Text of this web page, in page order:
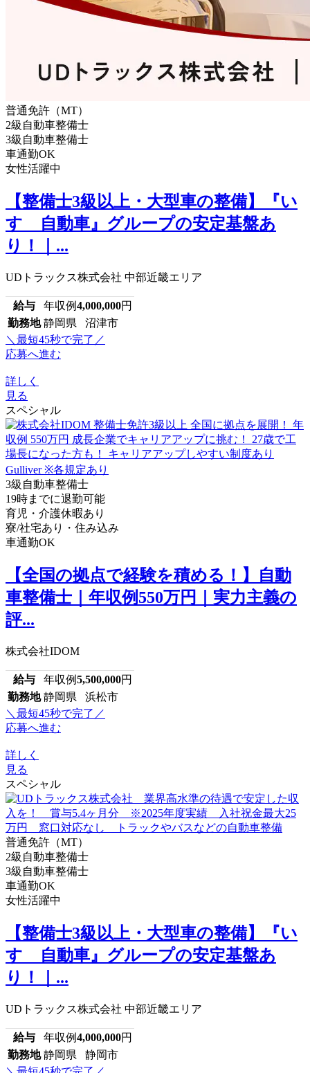
普通免許（MT）
2級自動車整備士
3級自動車整備士
車通勤OK
女性活躍中
【整備士3級以上・大型車の整備】『い
すゞ自動車』グループの安定基盤あ
り！｜...
UDトラックス株式会社 中部近畿エリア
給与 年収例4,000,000円
勤務地 静岡県 沼津市
＼最短45秒で完了／
応募へ進む
詳しく
見る
スペシャル
3級自動車整備士
19時までに退勤可能
育児・介護休暇あり
寮/社宅あり・住み込み
車通勤OK
【全国の拠点で経験を積める！】自動
車整備士｜年収例550万円｜実力主義の
評...
株式会社IDOM
給与 年収例5,500,000円
勤務地 静岡県 浜松市
＼最短45秒で完了／
応募へ進む
詳しく
見る
スペシャル
普通免許（MT）
2級自動車整備士
3級自動車整備士
車通勤OK
女性活躍中
【整備士3級以上・大型車の整備】『い
すゞ自動車』グループの安定基盤あ
り！｜...
UDトラックス株式会社 中部近畿エリア
給与 年収例4,000,000円
勤務地 静岡県 静岡市